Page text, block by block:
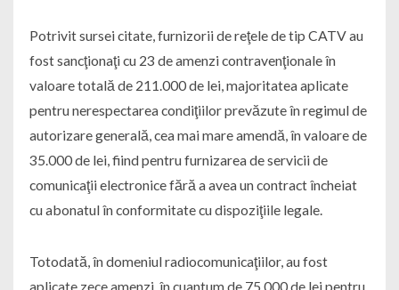
Potrivit sursei citate, furnizorii de reţele de tip CATV au
fost sancţionaţi cu 23 de amenzi contravenţionale în
valoare totală de 211.000 de lei, majoritatea aplicate
pentru nerespectarea condiţiilor prevăzute în regimul de
autorizare generală, cea mai mare amendă, în valoare de
35.000 de lei, fiind pentru furnizarea de servicii de
comunicaţii electronice fără a avea un contract încheiat
cu abonatul în conformitate cu dispoziţiile legale.
Totodată, în domeniul radiocomunicaţiilor, au fost
aplicate zece amenzi, în cuantum de 75.000 de lei pentru